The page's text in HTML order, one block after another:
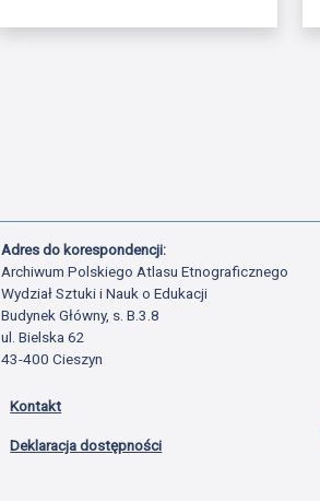
Adres do korespondencji:
Archiwum Polskiego Atlasu Etnograficznego
Wydział Sztuki i Nauk o Edukacji
Budynek Główny, s. B.3.8
ul. Bielska 62
43-400 Cieszyn
Kontakt
Deklaracja dostępności